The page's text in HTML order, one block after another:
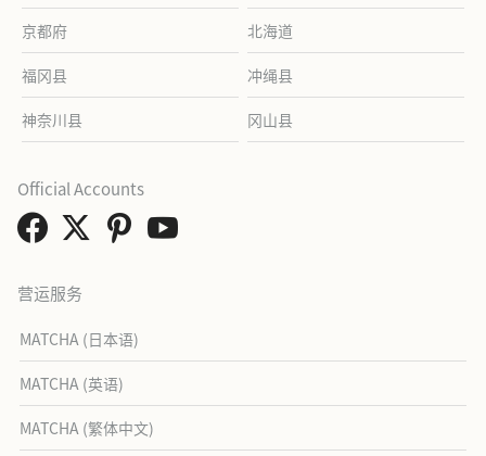
京都府 北海道
福冈县 冲绳县
神奈川县 冈山县
营运服务
MATCHA (日本语)
MATCHA (英语)
MATCHA (繁体中文)
Official Accounts